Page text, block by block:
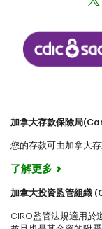
加拿大存款保險局
您的存款可由加拿大存
了解更多
加拿大投資監管組織
CIRO監管法規適用於